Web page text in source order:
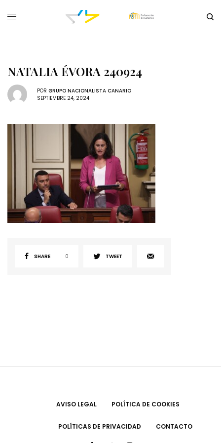
NATALIA ÉVORA 240924
POR GRUPO NACIONALISTA CANARIO
SEPTIEMBRE 24, 2024
SHARE 0 TWEET
AVISO LEGAL POLÍTICA DE COOKIES
POLÍTICAS DE PRIVACIDAD CONTACTO